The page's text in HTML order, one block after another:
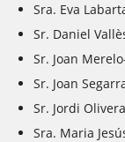
Sra. Eva
Sr. Daniel
Sr. Joan
Sr. Joan
Sr. Jordi
Sra. Maria